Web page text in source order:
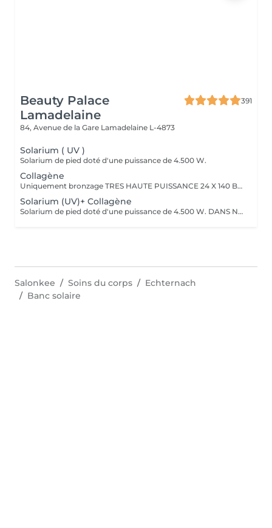
Beauty Palace
Lamadelaine
391
84, Avenue de la Gare Lamadelaine L-4873
Solarium ( UV )
Solarium de pied doté d'une puissance de 4.500 W.
Collagène
Uniquement bronzage TRES HAUTE PUISSANCE 24 X 140 BLUETOOTH
Solarium (UV)+ Collagène
Solarium de pied doté d'une puissance de 4.500 W. DANS NOTRE SOLARIUM VOUS POURREZ CONSTATER UN JET DE COLLAGENE PREVENANT DES RIDES AINSI QUE DES JETS DE VITAMINE D
Salonkee Soins du corps
Echternach
Banc solaire